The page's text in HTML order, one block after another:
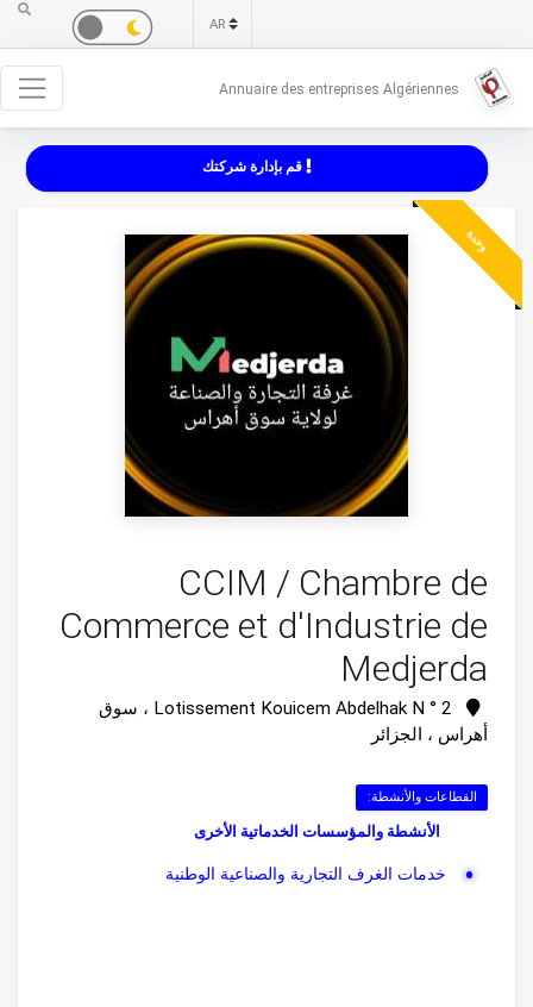
Annuaire des entreprises Algériennes
قم بإدارة شركتك
وحدة
CCIM / Chambre de
Commerce et d'Industrie de
Medjerda
Lotissement Kouicem Abdelhak N ° 2 ، سوق
أهراس ، الجزائر
القطاعات والأنشطة:
الأنشطة والمؤسسات الخدماتية الأخرى
خدمات الغرف التجارية والصناعية الوطنية